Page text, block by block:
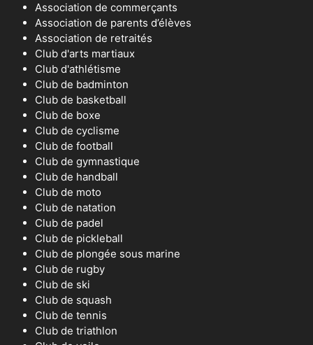
Association de commerçants
Association de parents d’élèves
Association de retraités
Club d'arts martiaux
Club d'athlétisme
Club de badminton
Club de basketball
Club de boxe
Club de cyclisme
Club de football
Club de gymnastique
Club de handball
Club de moto
Club de natation
Club de padel
Club de pickleball
Club de plongée sous marine
Club de rugby
Club de ski
Club de squash
Club de tennis
Club de triathlon